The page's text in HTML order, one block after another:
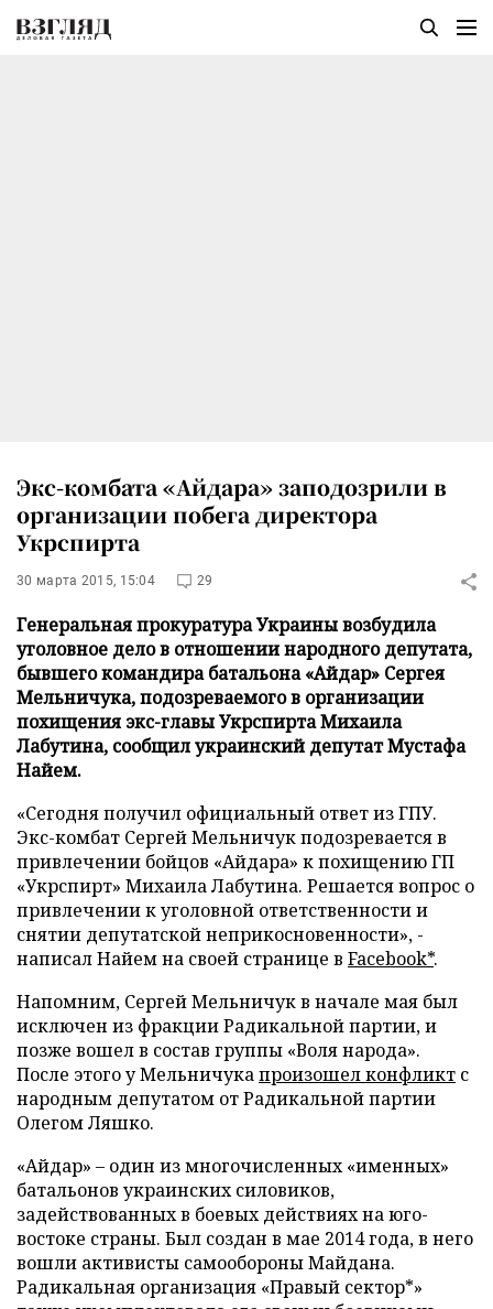
Экс-комбата «Айдара» заподозрили в
организации побега директора
Укрспирта
30 марта 2015, 15:04 29
Генеральная прокуратура Украины возбудила
уголовное дело в отношении народного депутата,
бывшего командира батальона «Айдар» Сергея
Мельничука, подозреваемого в организации
похищения экс-главы Укрспирта Михаила
Лабутина, сообщил украинский депутат Мустафа
Найем.
«Сегодня получил официальный ответ из ГПУ.
Экс-комбат Сергей Мельничук подозревается в
привлечении бойцов «Айдара» к похищению ГП
«Укрспирт» Михаила Лабутина. Решается вопрос о
привлечении к уголовной ответственности и
снятии депутатской неприкосновенности», -
написал Найем на своей странице в Facebook*.
Напомним, Сергей Мельничук в начале мая был
исключен из фракции Радикальной партии, и
позже вошел в состав группы «Воля народа».
После этого у Мельничукапроизошел конфликт с
народным депутатом от Радикальной партии
Олегом Ляшко.
«Айдар» – один из многочисленных «именных»
батальонов украинских силовиков,
задействованных в боевых действиях на юго-
востоке страны. Был создан в мае 2014 года, в него
вошли активисты самообороны Майдана.
Радикальная организация «Правый сектор*»